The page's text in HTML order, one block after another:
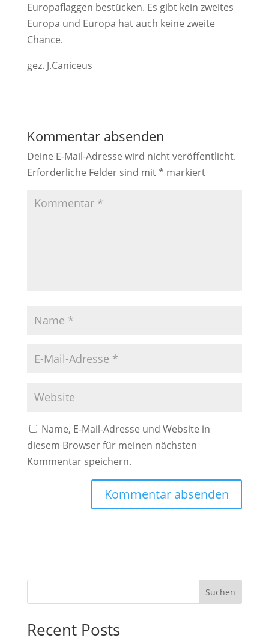
Europaflaggen bestücken. Es gibt kein zweites
Europa und Europa hat auch keine zweite
Chance.
gez. J.Caniceus
Kommentar absenden
Deine E-Mail-Adresse wird nicht veröffentlicht.
Erforderliche Felder sind mit* markiert
Name, E-Mail-Adresse und Website in
diesem Browser für meinen nächsten
Kommentar speichern.
Suchen
Recent Posts